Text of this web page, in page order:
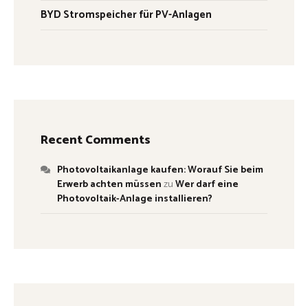
BYD Stromspeicher für PV-Anlagen
Recent Comments
Photovoltaikanlage kaufen: Worauf Sie beim
Erwerb achten müssenzuWer darf eine
Photovoltaik-Anlage installieren?